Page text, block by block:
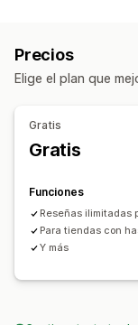
Fragmentos
Precios
Elige el plan que
Gratis
Gratis
Funciones
Reseñas ilimitadas
Para tiendas con
Y más